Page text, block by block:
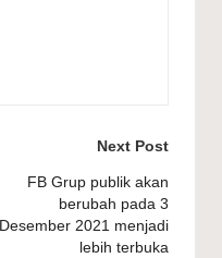
Next Post
FB Grup publik akan
berubah pada 3
Desember 2021 menjadi
lebih terbuka